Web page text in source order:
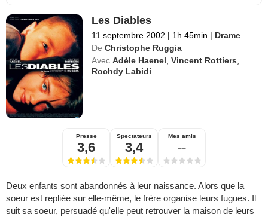
Les Diables
11 septembre 2002 | 1h 45min | Drame
De Christophe Ruggia
Avec Adèle Haenel ,Vincent Rottiers
Rochdy Labidi
Presse
3,6
Spectateurs
3,4
Mes amis
--
Deux enfants sont abandonnés à leur naissance. Alors que la
soeur est repliée sur elle-même, le frère organise leurs fugues. Il
suit sa soeur, persuadé qu'elle peut retrouver la maison de leurs